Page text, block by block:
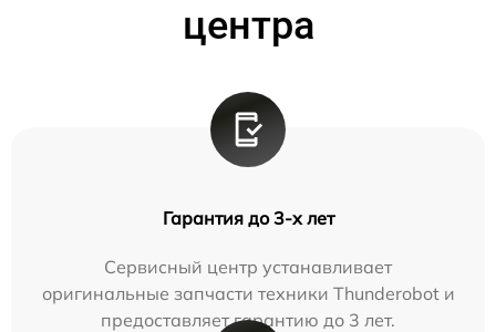
центра
Гарантия до 3-х лет
Сервисный центр устанавливает
оригинальные запчасти техники Thunderobot и
предоставляет гарантию до 3 лет.